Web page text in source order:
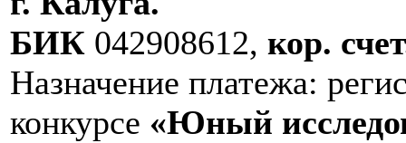
БИК 042908612, кор.
Назначение платежа:
конкурсе «Юный